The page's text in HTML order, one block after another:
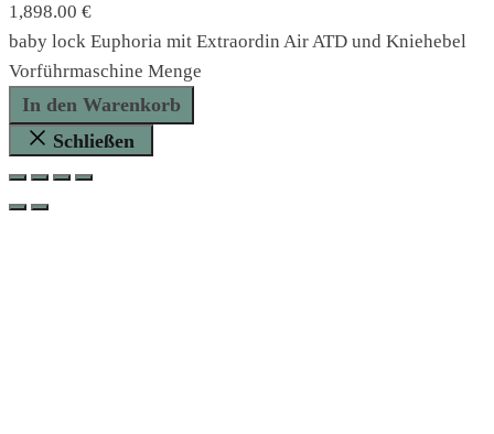
1,898.00 €
baby lock Euphoria mit Extraordin Air ATD und Kniehebel
Vorführmaschine Menge
In den Warenkorb
Schließen